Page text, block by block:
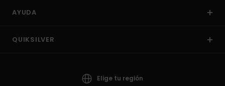
AYUDA
QUIKSILVER
Elige tu región